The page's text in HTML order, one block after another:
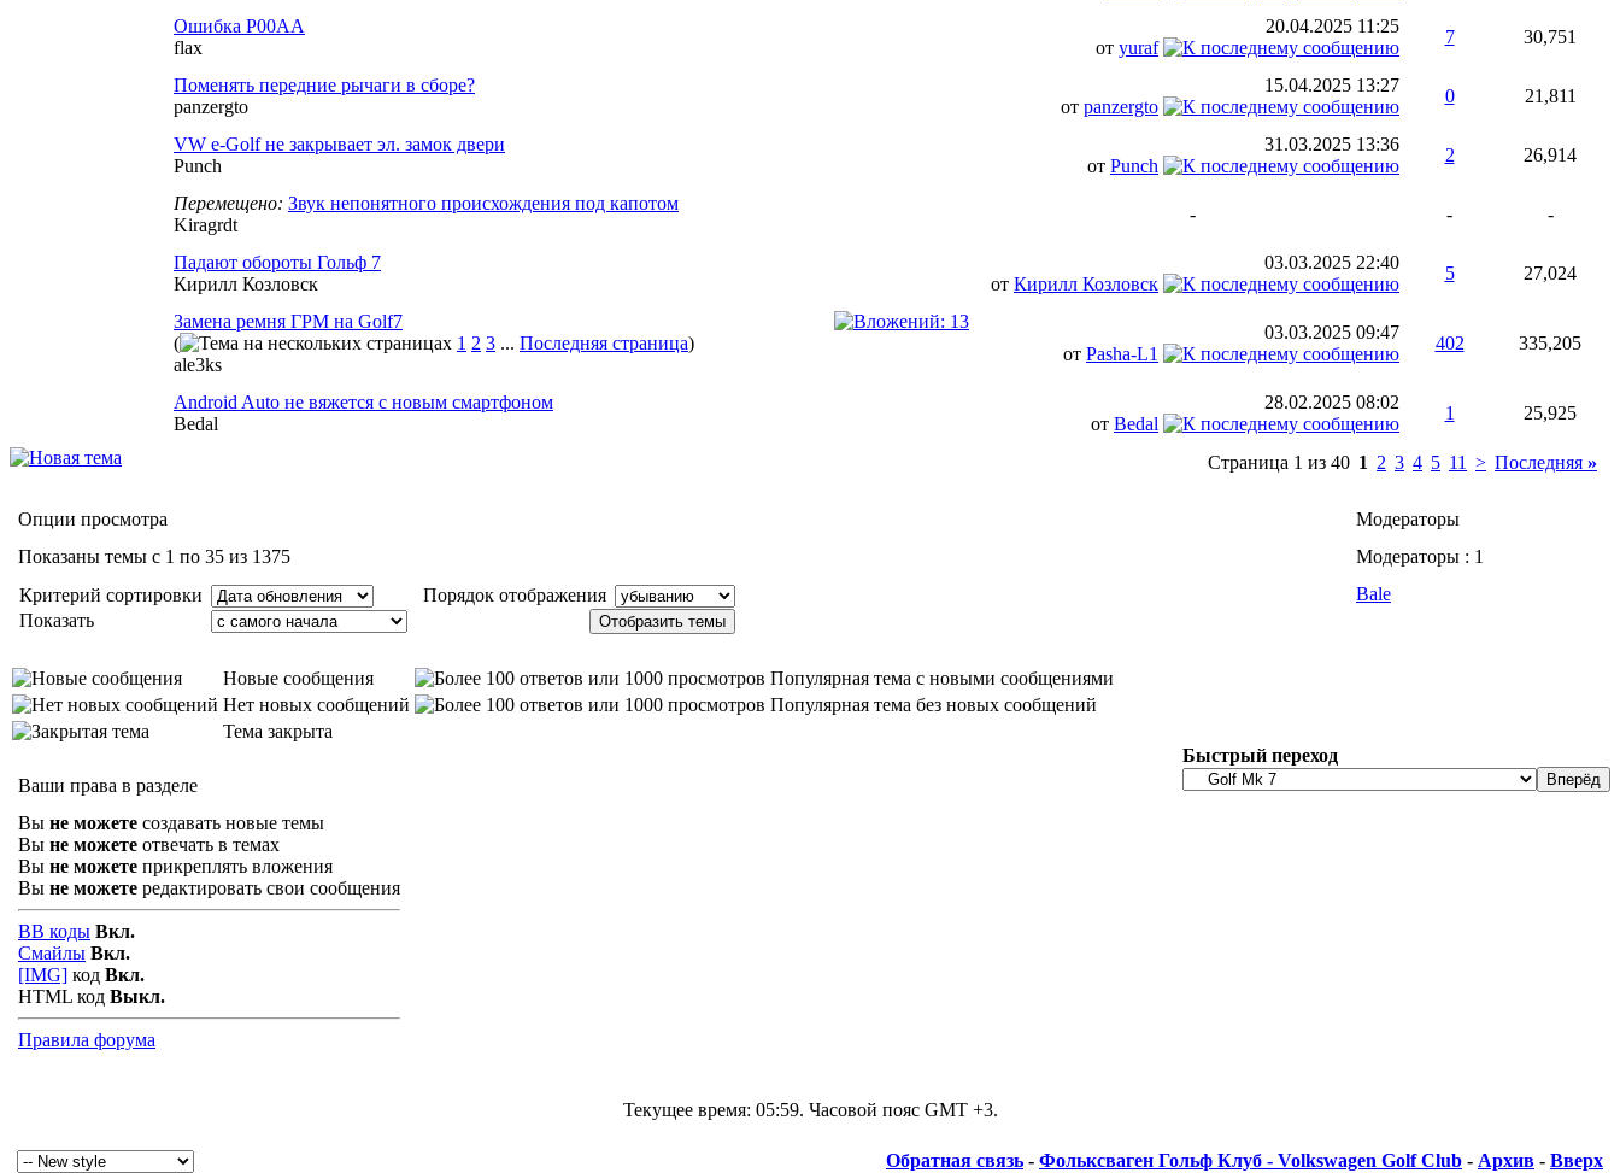
Ошибка P00AA
flax
20.04.2025 11:25
от yuraf
7 30,751
Поменять передние рычаги в сборе?
panzergto
15.04.2025 13:27
от panzergto
0 21,811
VW e-Golf не закрывает эл. замок двери
Punch
31.03.2025 13:36
от Punch
2 26,914
Перемещено: Звук непонятного происхождения под капотом
Kiragrdt
- - -
Падают обороты Гольф 7
Кирилл Козловск
03.03.2025 22:40
от Кирилл Козловск
5 27,024
Замена ремня ГРМ на Golf7
(
1 2 3 ... Последняя страница)
ale3ks
03.03.2025 09:47
от Pasha-L1
402 335,205
Android Auto не вяжется с новым смартфоном
Bedal
28.02.2025 08:02
от Bedal
1 25,925
Страница 1 из 40 1 2 3 4 5 11 > Последняя »
Опции просмотра
Модераторы
Показаны темы с 1 по 35 из 1375
Модераторы : 1
Критерий сортировки
Порядок отображения
Показать
Bale
Новые сообщения
Популярная тема с новыми сообщениями
Нет новых сообщений
Популярная тема без новых сообщений
Тема закрыта
Ваши права в разделе
Вы не можете создавать новые темы
Вы не можете отвечать в темах
Вы не можете прикреплять вложения
Вы не можете редактировать свои сообщения
BB коды Вкл.
Смайлы Вкл.
[IMG] код Вкл.
HTML код Выкл.
Правила форума
Быстрый переход
Текущее время: 05:59. Часовой пояс GMT +3.
Обратная связь - Фольксваген Гольф Клуб - Volkswagen Golf Club - Архив - Вверх